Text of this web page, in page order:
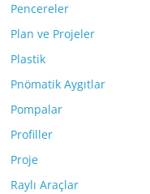
Pencereler
Plan ve Projeler
Plastik
Pnömatik Aygıtlar
Pompalar
Profiller
Proje
Raylı Araçlar